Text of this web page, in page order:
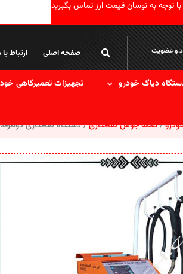
و عضویت صفحه اصلی ارتباط با
دیاگ خودرو تجهیزات تعمیرگاهی
نقطه جوش صافکاری دستگاه صافکاری دوطرفه
با توجه به نوسان قیمت ارز تماس بگیرید